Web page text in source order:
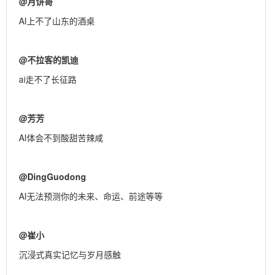
AI上不了山东的酒桌
@不拉客的凯迪
ai走不了长征路
@芳芳
AI体会不到酸甜苦辣咸
@DingGuodong
AI无法预测你的未来、命运、前途等等
@崔小
沉浸式真实记忆与岁月感触